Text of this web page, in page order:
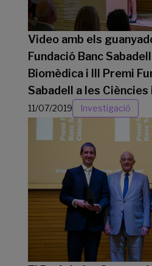
Video amb els
Fundació Banc
Biomèdica i III Premi
Sabadell a les
11/07/2019 Investigació